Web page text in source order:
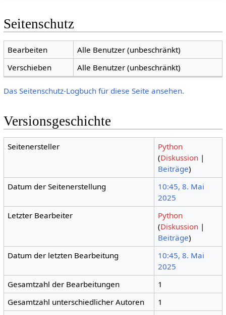
Seitenschutz
Bearbeiten
Alle Benutzer (unbeschränkt)
Verschieben
Alle Benutzer (unbeschränkt)
Das Seitenschutz-Logbuch für diese Seite ansehen.
Versionsgeschichte
Seitenersteller
Python
(Diskussion |
Beiträge)
Datum der Seitenerstellung
10:45, 8. Mai
2025
Letzter Bearbeiter
Python
(Diskussion |
Beiträge)
Datum der letzten Bearbeitung
10:45, 8. Mai
2025
Gesamtzahl der Bearbeitungen
1
Gesamtzahl unterschiedlicher Autoren
1